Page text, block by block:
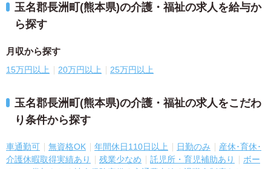
玉名郡長洲町(熊本県)の介護・福祉の求人を給与か
ら探す
月収から探す
15万円以上 20万円以上 25万円以上
玉名郡長洲町(熊本県)の介護・福祉の求人をこだわ
り条件から探す
車通勤可 無資格OK 年間休日110日以上 日勤のみ
産休･育休･
介護休暇取得実績あり
残業少なめ 託児所・育児補助あり
ボー